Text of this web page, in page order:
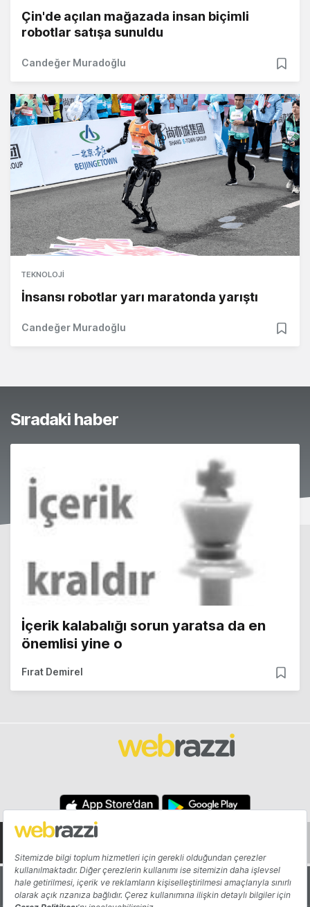
Çin'de açılan mağazada insan biçimli
robotlar satışa sunuldu
Candeğer Muradoğlu
TEKNOLOJI
İnsansı robotlar yarı maratonda yarıştı
Candeğer Muradoğlu
Sıradaki haber
İçerik kalabalığı sorun yaratsa da en
önemlisi yine o
Fırat Demirel
Hakkında Yazarlar